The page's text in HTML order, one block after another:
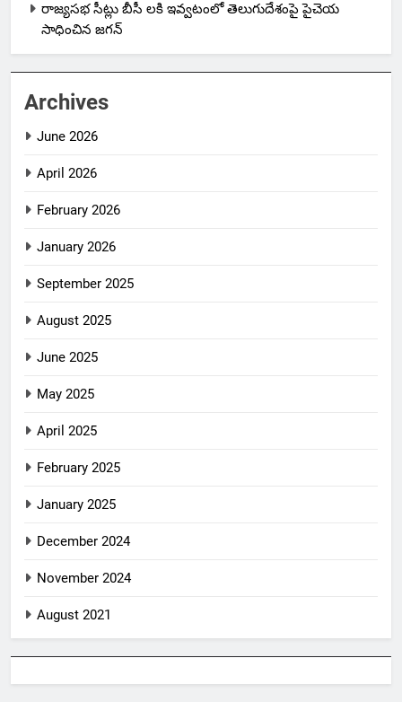
రాజ్యసభ సీట్లు బీసీ లకి ఇవ్వటంలో తెలుగుదేశంపై పైచెయ
సాధించిన జగన్
Archives
June 2026
April 2026
February 2026
January 2026
September 2025
August 2025
June 2025
May 2025
April 2025
February 2025
January 2025
December 2024
November 2024
August 2021